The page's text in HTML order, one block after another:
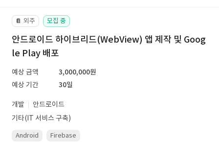
📔 외주 모집 중
안드로이드 하이브리드(WebView) 앱 제작 및 Goog
le Play 배포
예상 금액
3,000,000원
예상 기간
30일
개발
안드로이드
기타(IT 서비스 구축)
Android Firebase